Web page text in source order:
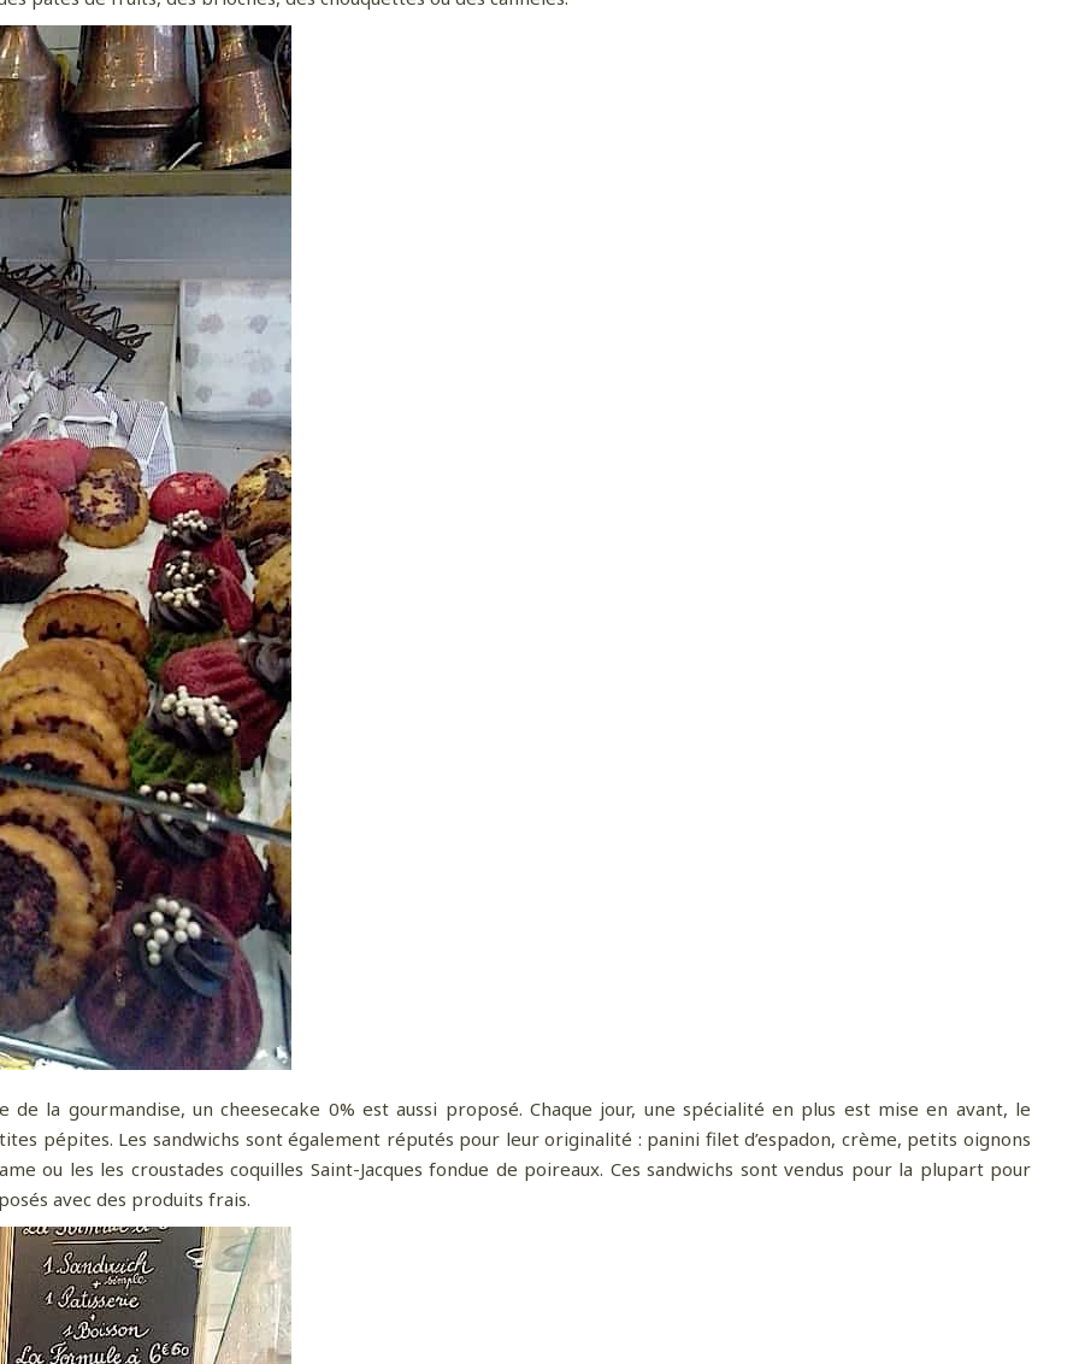
la gourmandise, un cheesecake 0% est aussi proposé. Chaque jour, une spécialité en plus est mise en avant, le
pépites. Les sandwichs sont également réputés pour leur originalité : panini filet d’espadon, crème, petits oignons
ou les les croustades coquilles Saint-Jacques fondue de poireaux. Ces sandwichs sont vendus pour la plupart pour
avec des produits frais.